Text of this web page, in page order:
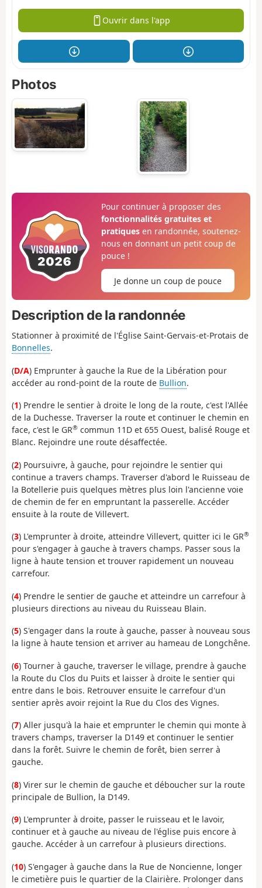
Ouvrir dans l'app
Photos
Pour continuer à proposer des
fonctionnalités gratuites et
pratiquesen randonnée, soutenez-
nous en donnant un petit coup de
pouce !
Je donne un coup de pouce
Description de la randonnée
Stationner à proximité de l'Église Saint-Gervais-et-Protais de
Bonnelles.
(D/A) Emprunter à gauche la Rue de la Libération pour
accéder au rond-point de la route de Bullion.
(1) Prendre le sentier à droite le long de la route, c'est l'Allée
de la Duchesse. Traverser la route et continuer le chemin en
face, c'est le GR® commun 11D et 655 Ouest, balisé Rouge et
Blanc. Rejoindre une route désaffectée.
(2) Poursuivre, à gauche, pour rejoindre le sentier qui
continue a travers champs. Traverser d'abord le Ruisseau de
la Botellerie puis quelques mètres plus loin l'ancienne voie
de chemin de fer en empruntant la passerelle. Accéder
ensuite à la route de Villevert.
(3) L'emprunter à droite, atteindre Villevert, quitter ici le GR®
pour s'engager à gauche à travers champs. Passer sous la
ligne à haute tension et trouver rapidement un nouveau
carrefour.
(4) Prendre le sentier de gauche et atteindre un carrefour à
plusieurs directions au niveau du Ruisseau Blain.
(5) S'engager dans la route à gauche, passer à nouveau sous
la ligne à haute tension et arriver au hameau de Longchêne.
(6) Tourner à gauche, traverser le village, prendre à gauche
la Route du Clos du Puits et laisser à droite le sentier qui
entre dans le bois. Retrouver ensuite le carrefour d'un
sentier après avoir rejoint la Rue du Clos des Vignes.
(7) Aller jusqu'à la haie et emprunter le chemin qui monte à
travers champs, traverser la D149 et continuer le sentier
dans la forêt. Suivre le chemin de forêt, bien serrer à
gauche.
(8) Virer sur le chemin de gauche et déboucher sur la route
principale de Bullion, la D149.
(9) L'emprunter à droite, passer le ruisseau et le lavoir,
continuer et à gauche au niveau de l'église puis encore à
gauche. Accéder à un carrefour à plusieurs directions.
(10) S'engager à gauche dans la Rue de Noncienne, longer
le cimetière puis le quartier de la Clairière. Prolonger dans